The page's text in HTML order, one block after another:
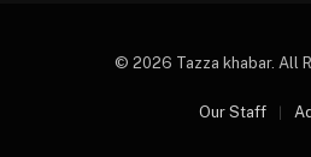
© 2026 Tazza khabar. All
Our Staff